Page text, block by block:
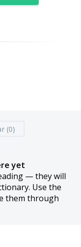
(0)
yet
— they will
Use the
them through